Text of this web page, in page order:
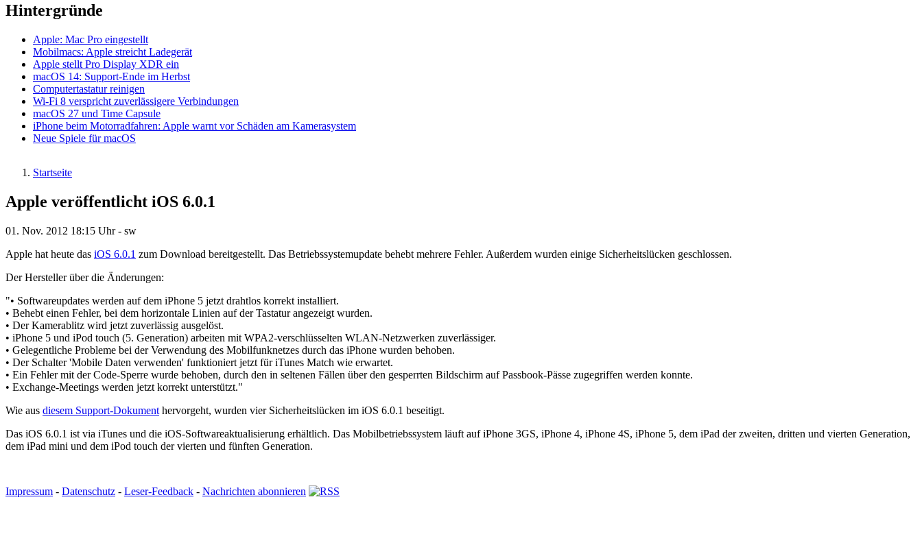
Hintergründe
Apple: Mac Pro eingestellt
Mobilmacs: Apple streicht Ladegerät
Apple stellt Pro Display XDR ein
macOS 14: Support-Ende im Herbst
Computertastatur reinigen
Wi-Fi 8 verspricht zuverlässigere Verbindungen
macOS 27 und Time Capsule
iPhone beim Motorradfahren: Apple warnt vor Schäden am Kamerasystem
Neue Spiele für macOS
Startseite
Apple veröffentlicht iOS 6.0.1
01. Nov. 2012 18:15 Uhr - sw
Apple hat heute das iOS 6.0.1 zum Download bereitgestellt. Das Betriebssystemupdate behebt mehrere Fehler. Außerdem wurden einige Sicherheitslücken geschlossen.
Der Hersteller über die Änderungen:
"• Softwareupdates werden auf dem iPhone 5 jetzt drahtlos korrekt installiert.
• Behebt einen Fehler, bei dem horizontale Linien auf der Tastatur angezeigt wurden.
• Der Kamerablitz wird jetzt zuverlässig ausgelöst.
• iPhone 5 und iPod touch (5. Generation) arbeiten mit WPA2-verschlüsselten WLAN-Netzwerken zuverlässiger.
• Gelegentliche Probleme bei der Verwendung des Mobilfunknetzes durch das iPhone wurden behoben.
• Der Schalter 'Mobile Daten verwenden' funktioniert jetzt für iTunes Match wie erwartet.
• Ein Fehler mit der Code-Sperre wurde behoben, durch den in seltenen Fällen über den gesperrten Bildschirm auf Passbook-Pässe zugegriffen werden konnte.
• Exchange-Meetings werden jetzt korrekt unterstützt."
Wie aus diesem Support-Dokument hervorgeht, wurden vier Sicherheitslücken im iOS 6.0.1 beseitigt.
Das iOS 6.0.1 ist via iTunes und die iOS-Softwareaktualisierung erhältlich. Das Mobilbetriebssystem läuft auf iPhone 3GS, iPhone 4, iPhone 4S, iPhone 5, dem iPad der zweiten, dritten und vierten Generation,
dem iPad mini und dem iPod touch der vierten und fünften Generation.
Impressum - Datenschutz - Leser-Feedback - Nachrichten abonnieren